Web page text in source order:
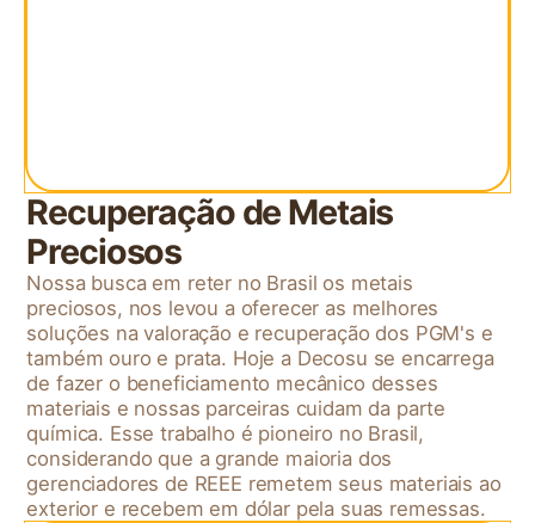
Recuperação de Metais
Preciosos
Nossa busca em reter no Brasil os metais
preciosos, nos levou a oferecer as melhores
soluções na valoração e recuperação dos PGM's e
também ouro e prata. Hoje a Decosu se encarrega
de fazer o beneficiamento mecânico desses
materiais e nossas parceiras cuidam da parte
química. Esse trabalho é pioneiro no Brasil,
considerando que a grande maioria dos
gerenciadores de REEE remetem seus materiais ao
exterior e recebem em dólar pela suas remessas.